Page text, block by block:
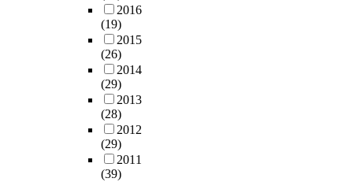
2016
(19)
2015
(26)
2014
(29)
2013
(28)
2012
(29)
2011
(39)